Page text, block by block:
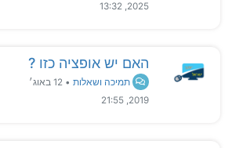
2025, 13:32
האם יש אופציה כזו ?
תמיכה ושאלות •
12 באוג׳
2019, 21:55